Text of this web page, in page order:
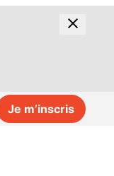
Je m’inscris